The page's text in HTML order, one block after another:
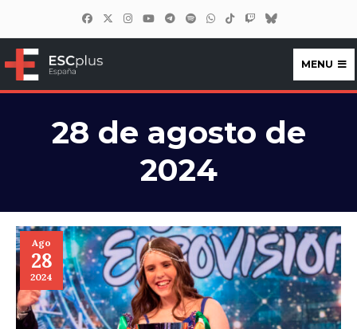
ESCplus España
MENU
28 de agosto de
2024
Ago
28
2024